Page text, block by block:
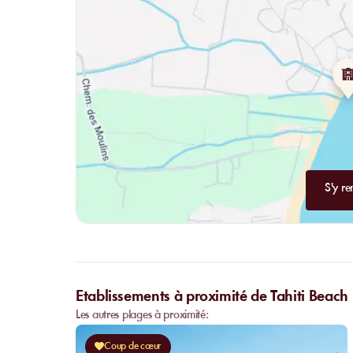
S'y
Etablissements à proximité de Tahiti Beach
Les autres plages à proximité:
Coup de cœur